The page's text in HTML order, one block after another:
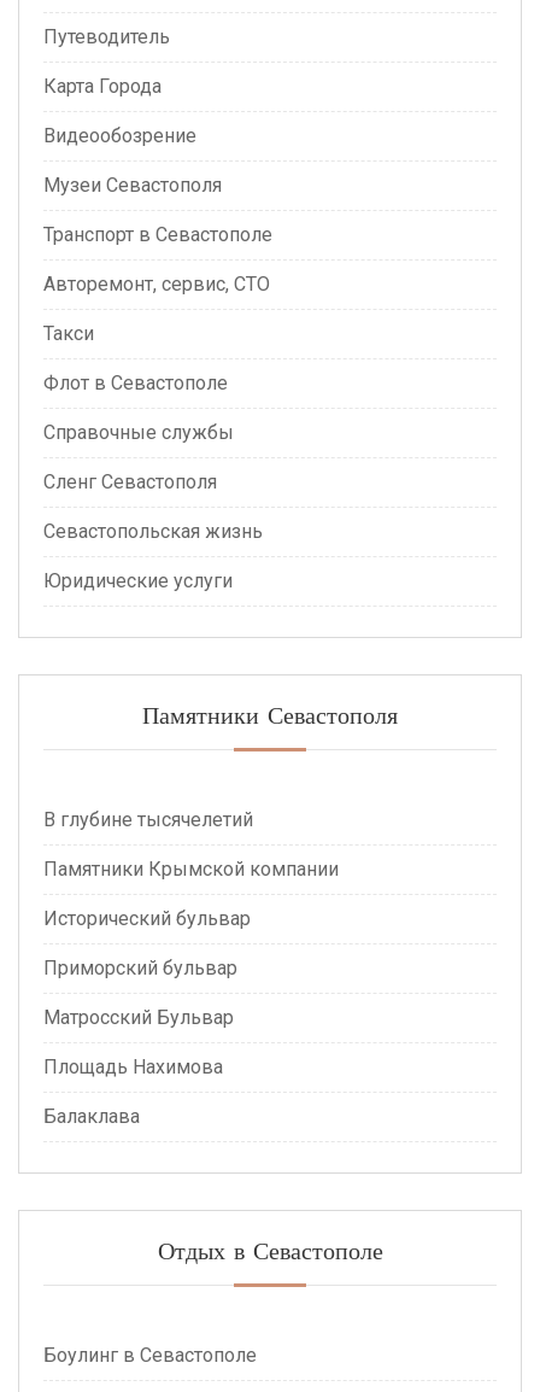
Путеводитель
Карта Города
Видеообозрение
Музеи Севастополя
Транспорт в Севастополе
Авторемонт, сервис, СТО
Такси
Флот в Севастополе
Справочные службы
Сленг Севастополя
Севастопольская жизнь
Юридические услуги
Памятники Севастополя
В глубине тысячелетий
Памятники Крымской компании
Исторический бульвар
Приморский бульвар
Матросский Бульвар
Площадь Нахимова
Балаклава
Отдых в Севастополе
Боулинг в Севастополе